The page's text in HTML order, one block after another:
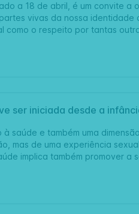
a 18 de abril, é um convite
vivas da nossa
como o respeito por tantas
ser iniciada desde a
saúde e também uma
mas de uma experiência
implica também promover a